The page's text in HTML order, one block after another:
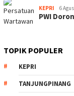
KEPRI 6
PWI
TOPIK POPULER
KEPRI
TANJUNGPINANG